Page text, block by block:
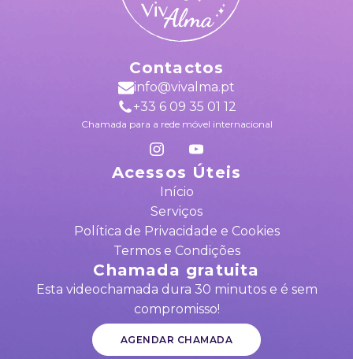
Contactos
info@vivalma.pt
+33 6 09 35 01 12
Chamada para a rede móvel internacional
Acessos Úteis
Início
Serviços
Política de Privacidade e Cookies
Termos e Condições
Chamada gratuita
Esta videochamada dura 30 minutos e é sem
compromisso!
AGENDAR CHAMADA